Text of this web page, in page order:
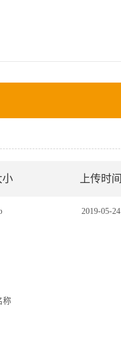
小 上传时间
2019-05-24
称